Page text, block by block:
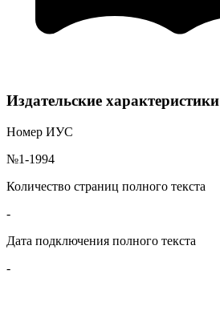
Издательские характеристики
Номер ИУС
№1-1994
Количество страниц полного текста
-
Дата подключения полного текста
-